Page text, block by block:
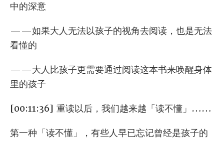
中的深意
——如果大人无法以孩子的视角去阅读，也是无法
看懂的
——大人比孩子更需要通过阅读这本书来唤醒身体
里的孩子
[00:11:36] 重读以后，我们越来越「读不懂」……
第一种「读不懂」，有些人早已忘记曾经是孩子的